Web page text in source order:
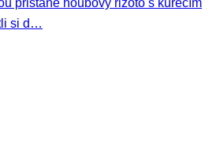
přistane houbový rizoto s kuřecím
si d…